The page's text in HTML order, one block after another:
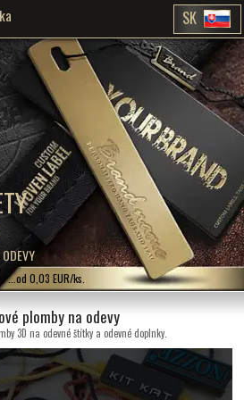
SK
...od 0,03 EUR/ks.
plomby na odevy
3D na odevné štítky a odevné doplnky.